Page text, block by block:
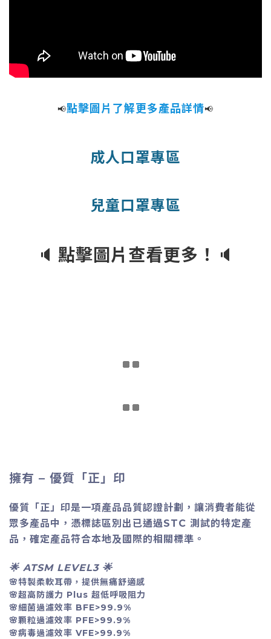
📢點擊圖片了解更多產品詳情📢
成人口罩專區
兒童口罩專區
🔈 點擊圖片查看更多！ 🔈
擁有 – 優質「正」印
優質「正」印是一項產品品質認證計劃，讓消費者能從
眾多產品中，憑標誌區別出已通過STC 測試的特定產
品，確定產品符合本地及國際的相關標準。
🌟 ATSM LEVEL3🌟
🌸特製柔軟耳帶，提供無痛舒適感
🌸超高防護力 Plus 超低呼吸阻力
🌸細菌過濾效率 BFE>99.9%
🌸顆粒過濾效率 PFE>99.9%
🌸病毒過濾效率 VFE>99.9%